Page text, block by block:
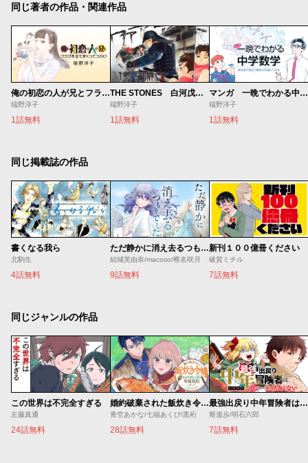
同じ著者の作品・関連作品
俺の初恋の人が兄とフラグを立てまくってつらい
端野洋子
1話無料
THE STONES 白河戊辰戦争異聞
端野洋子
1話無料
マンガ 一晩でわかる中学数学
端野洋子
1話無料
同じ掲載誌の作品
書くなる我ら
北駒生
4話無料
ただ静かに消え去るつもりでした
結城芙由奈/macoso/椎名咲月
9話無料
新刊１００億冊ください
破賀ミチル
7話無料
同じジャンルの作品
この世界は不完全すぎる
左藤真通
24話無料
婚約破棄された飯炊き令嬢の私は冷酷公爵と専属契約しました～ですが胃袋を掴んだ結果、冷たかった公爵様がどんどん優しくなっています～
青空あかな/七福あくび/黒裄
28話無料
最強出戻り中年冒険者は、今さら命なんてかけたくない
斯道歩/明石六郎
7話無料